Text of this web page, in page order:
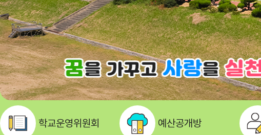
학교운영위원회 예산공개방